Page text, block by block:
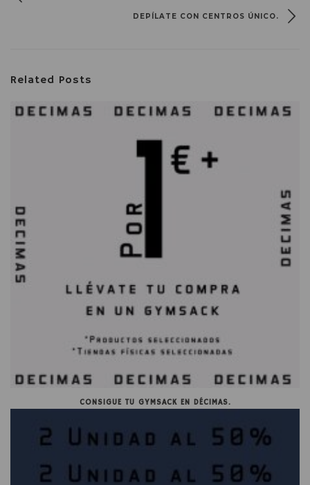
DEPÍLATE CON CENTROS ÚNICO.
Related Posts
CONSIGUE TU GYMSACK EN DÉCIMAS.